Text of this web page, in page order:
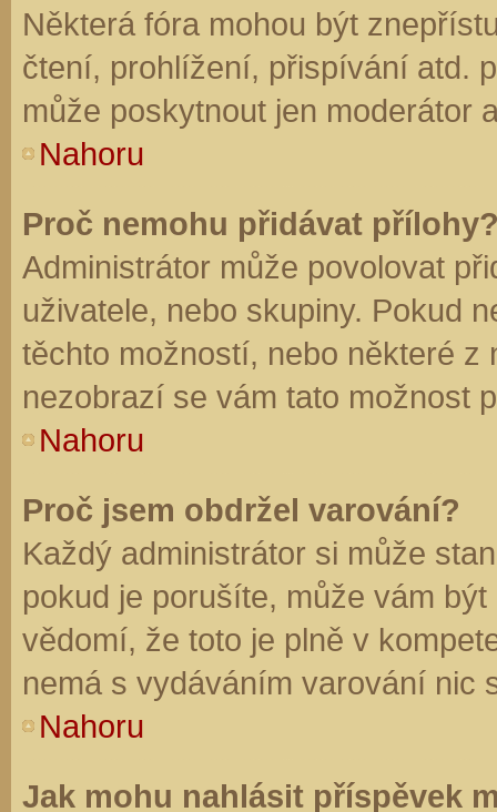
Některá fóra mohou být
čtení, prohlížení, přispívání atd.
může poskytnout jen moderátor
Nahoru
Proč nemohu přidávat
Administrátor může povolovat
uživatele, nebo skupiny. Pokud
těchto možností, nebo některé z
nezobrazí se vám tato možnost
Nahoru
Proč jsem obdržel varování?
Každý administrátor si může
pokud je porušíte, může vám
vědomí, že toto je plně v
nemá s vydáváním varování nic
Nahoru
Jak mohu nahlásit příspěvek